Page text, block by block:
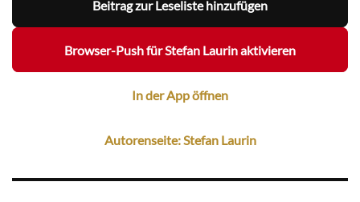
Beitrag zur Leseliste hinzufügen
Browser-Push für Stefan Laurin aktivieren
In der App öffnen
Autorenseite: Stefan Laurin